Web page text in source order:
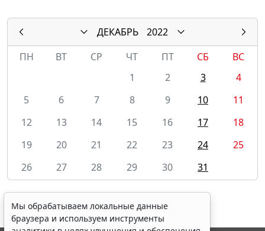
ДЕКАБРЬ
2022
ПН
ВТ СР ЧТ ПТ СБ
ВС
1
2 3
4
5
6 7 8 9 10
11
12
13 14 15 16 17
18
19
20 21 22 23 24
25
26
27 28 29 30 31
Мы обрабатываем локальные данные
браузера и используем инструменты